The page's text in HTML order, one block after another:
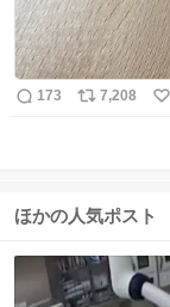
173 7,208
ほかの人気ポスト